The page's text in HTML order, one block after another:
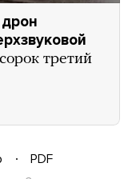
третий
PDF